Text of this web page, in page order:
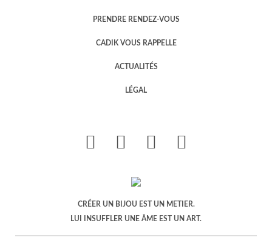
PRENDRE RENDEZ-VOUS
CADIK VOUS RAPPELLE
ACTUALITÉS
LÉGAL
CRÉER UN BIJOU EST UN METIER.
LUI INSUFFLER UNE ÂME EST UN ART.